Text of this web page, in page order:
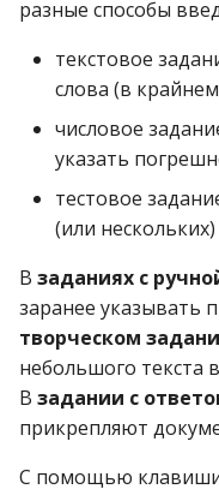
разные способы
текстовое
слова (в
числовое
указать
тестовое
(или нескольких)
В заданиях с
заранее указывать
творческом
небольшого текста
В задании с
прикрепляют
С помощью